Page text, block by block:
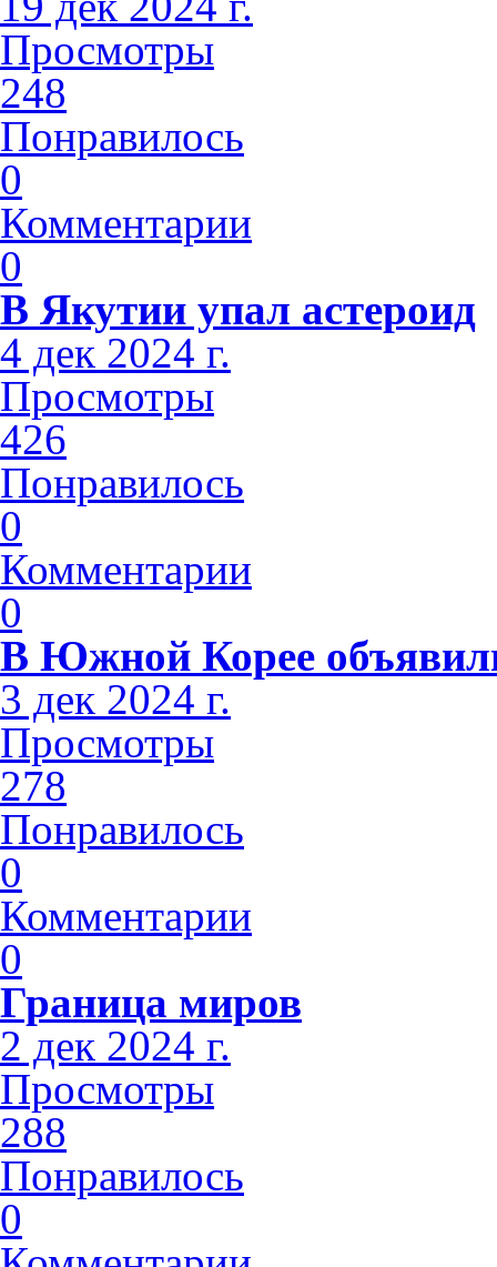
Просмотры
248
Понравилось
0
Комментарии
0
В Якутии упал астероид
4 дек 2024 г.
Просмотры
426
Понравилось
0
Комментарии
0
В Южной Корее
3 дек 2024 г.
Просмотры
278
Понравилось
0
Комментарии
0
Граница миров
2 дек 2024 г.
Просмотры
288
Понравилось
0